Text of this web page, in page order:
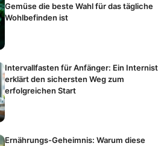
Gemüse die beste Wahl für das tägliche
Wohlbefinden ist
Intervallfasten für Anfänger: Ein Internist
erklärt den sichersten Weg zum
erfolgreichen Start
Ernährungs-Geheimnis: Warum diese